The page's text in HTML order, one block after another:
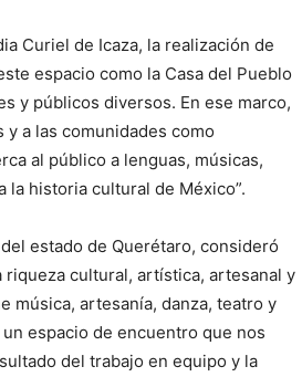
Curiel de Icaza, la realización de
espacio como la Casa del Pueblo
y públicos diversos. En ese marco,
a las comunidades como
al público a lenguas, músicas,
la historia cultural de México”.
estado de Querétaro, consideró
cultural, artística, artesanal y
música, artesanía, danza, teatro y
espacio de encuentro que nos
del trabajo en equipo y la